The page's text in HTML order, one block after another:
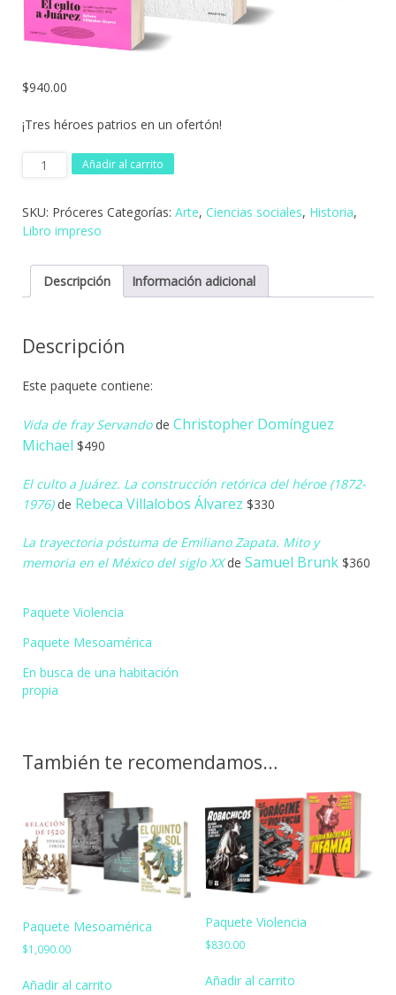
$940.00
¡Tres héroes patrios en un ofertón!
Paquete
Próceres
Añadir al carrito
SKU: Próceres Categorías: Arte, Ciencias sociales, Historia,
Libro impreso
Descripción Información adicional
Descripción
Este paquete contiene:
Vida de fray Servandode Christopher Domínguez
Michael $490
El culto a Juárez. La construcción retórica del héroe (1872-
1976) de Rebeca Villalobos Álvarez $330
La trayectoria póstuma de Emiliano Zapata. Mito y
memoria en el México del siglo XXde Samuel Brunk $360
Paquete Violencia
Paquete Mesoamérica
En busca de una habitación
propia
También te recomendamos…
Paquete Mesoamérica
$1,090.00
Añadir al carrito
Paquete Violencia
$830.00
Añadir al carrito